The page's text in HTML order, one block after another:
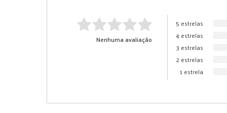
Nenhuma avaliação
5 estrelas
4 estrelas
3 estrelas
2 estrelas
1 estrela